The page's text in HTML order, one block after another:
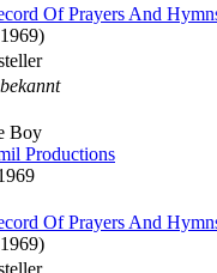
Of Prayers And
Boy
Productions
Of Prayers And